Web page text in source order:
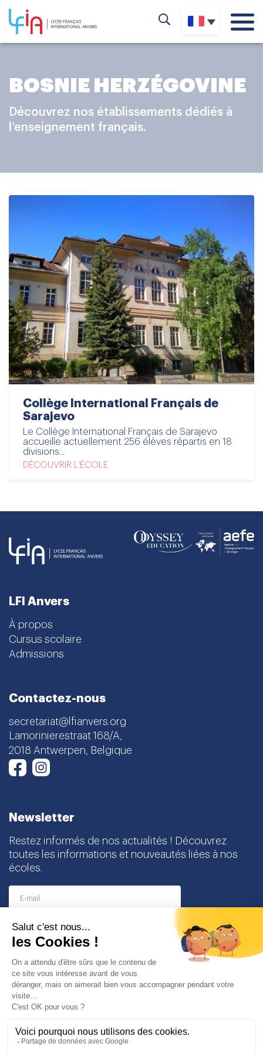
BOSNIE HERZÉGOVINE
Découvrez nos établissements dédiés à
l’enseignement français.
Collège International Français de
Sarajevo
Le Collège International Français de Sarajevo
accueille actuellement 256 élèves répartis en 18
divisions...
DÉCOUVRIR L'ÉCOLE
LFI Anvers
À propos
Cursus scolaire
Admissions
Contactez-nous
secretariat@lfianvers.org
Lamorinierestraat 168/A,
2018 Antwerpen, Belgique
Facebook
Instagram
Newsletter
Restez informés de nos actualités ! Découvrez
toutes les informations et nouveautés liées à nos
écoles.
I agree to receive this newsletter and I understand
that I can easily unsubscribe at any time
Partenaires